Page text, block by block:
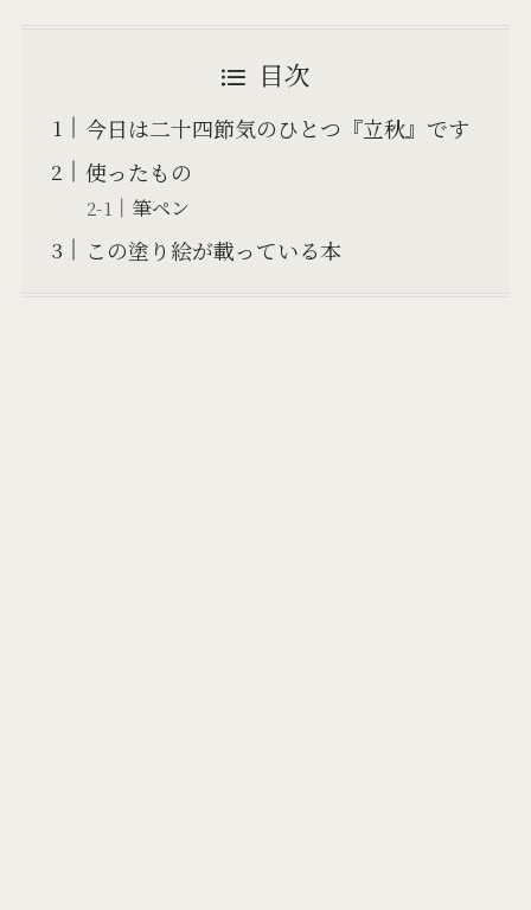
目次
今日は二十四節気のひとつ『立秋』です
使ったもの
筆ペン
この塗り絵が載っている本